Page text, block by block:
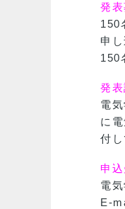
発
150
申
150
発
電
に
付し
申
電
E-